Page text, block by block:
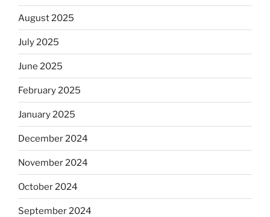
August 2025
July 2025
June 2025
February 2025
January 2025
December 2024
November 2024
October 2024
September 2024